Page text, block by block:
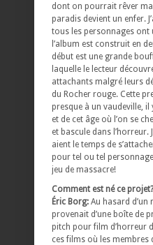
dont on pourrait rêver
paradis devient un enfer.
tous les personnages ont
l’album est construit en
début est une grande
laquelle le lecteur
attachants malgré leurs
du Rocher rouge. Cette
presque à un vaudeville,
et de cet âge où l’on se
et bascule dans l’horreur.
aient le temps de
pour tel ou tel
jeu de massacre!
Comment est né ce projet?
Éric Borg: Au hasard d’un
provenait d’une boîte de
pitch pour film d’horreur
ces films où les membres